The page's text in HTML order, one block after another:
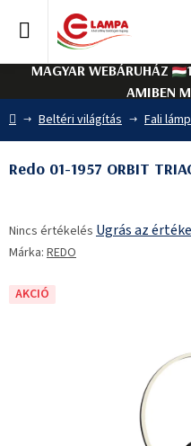
tartalomhoz
MAGYAR WEBÁRUHÁZ
AMIBEN
Kezdőlap
Beltéri világítás Fali
Redo 01-1957 ORBIT
termék
átlagos
5-
Nincs értékelés Ugrás az
Márka: REDO
AKCIÓ